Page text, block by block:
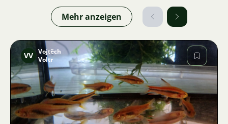
Mehr anzeigen
Bild
VV Vojtěch
Voltr